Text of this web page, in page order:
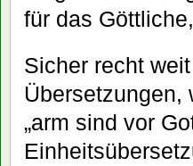
für das
Sicher recht
Übersetzungen,
„arm sind vor